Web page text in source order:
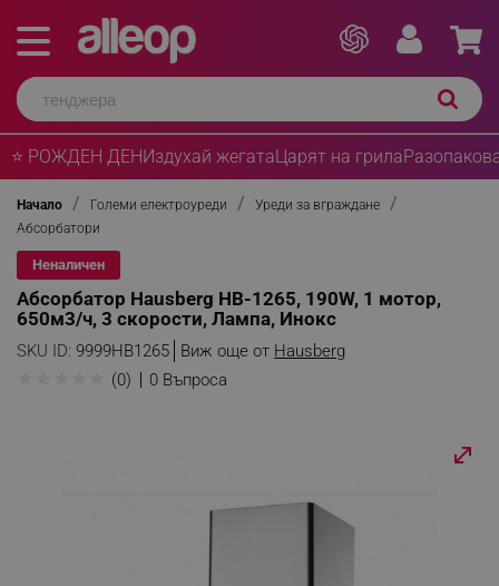
⭐ РОЖДЕН ДЕНИздухай жегатаЦарят на грила
Начало Големи електроуреди
Уреди за вграждане
Абсорбатори
Неналичен
Абсорбатор Hausberg HB-1265, 190W, 1 мотор,
650м3/ч, 3 скорости, Лампа, Инокс
SKU ID: 9999HB1265 Виж още от Hausberg
(0) 0 Въпроса